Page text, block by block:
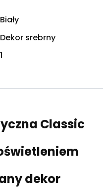
Biały
Dekor srebrny
1
Classic
dekor